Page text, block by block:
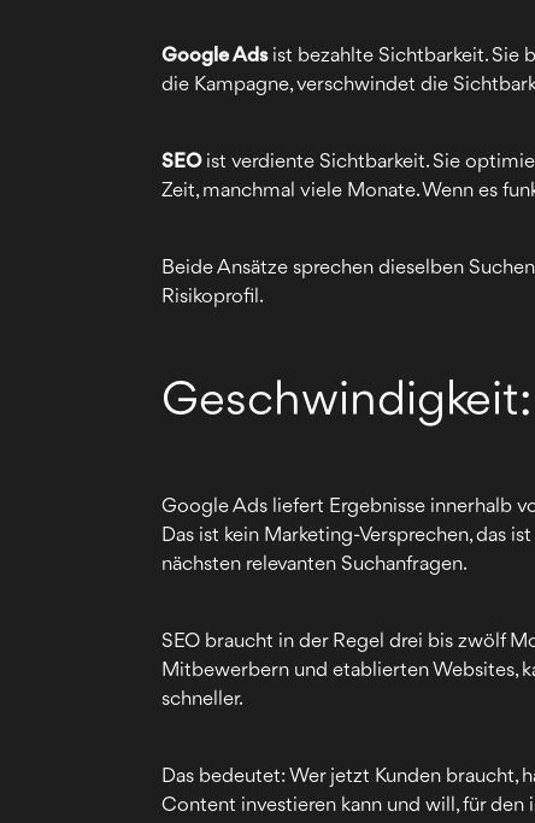
Google Adsist bezahlte Sichtbarkeit. Sie
die Kampagne, verschwindet die
SEOist verdiente Sichtbarkeit. Sie
Zeit, manchmal viele Monate. Wenn es
Beide Ansätze sprechen dieselben
Risikoprofil.
Google Ads liefert Ergebnisse innerhalb
Das ist kein Marketing-Versprechen, das
nächsten relevanten Suchanfragen.
SEO braucht in der Regel drei bis zwölf
Mitbewerbern und etablierten Websites,
schneller.
Das bedeutet: Wer jetzt Kunden braucht,
Content investieren kann und will, für